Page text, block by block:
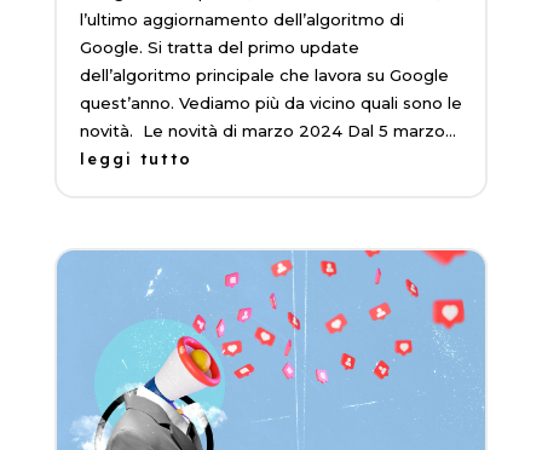
l’ultimo aggiornamento dell’algoritmo di
Google. Si tratta del primo update
dell’algoritmo principale che lavora su Google
quest’anno. Vediamo più da vicino quali sono le
novità. Le novità di marzo 2024 Dal 5 marzo...
leggi tutto